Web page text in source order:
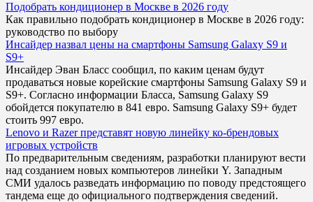
Подобрать кондиционер в Москве в 2026 году
Как правильно подобрать кондиционер в Москве в 2026 году:
руководство по выбору
Инсайдер назвал цены на смартфоны Samsung Galaxy S9 и
S9+
Инсайдер Эван Бласс сообщил, по каким ценам будут
продаваться новые корейские смартфоны Samsung Galaxy S9 и
S9+. Согласно информации Бласса, Samsung Galaxy S9
обойдется покупателю в 841 евро. Samsung Galaxy S9+ будет
стоить 997 евро.
Lenovo и Razer представят новую линейку ко-брендовых
игровых устройств
По предварительным сведениям, разработки планируют вести
над созданием новых компьютеров линейки Y. Западным
СМИ удалось разведать информацию по поводу предстоящего
тандема еще до официального подтверждения сведений.